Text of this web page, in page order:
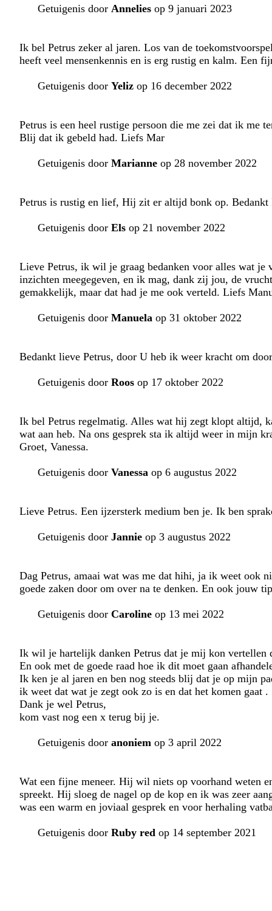
Getuigenis door Annelies op 9 januari 2023
Ik bel Petrus zeker al jaren. Los van de
heeft veel mensenkennis en is erg rustig en kalm. Een
Getuigenis door Yeliz op 16 december 2022
Petrus is een heel rustige persoon die me zei dat ik me
Blij dat ik gebeld had. Liefs Mar
Getuigenis door Marianne op 28 november 2022
Petrus is rustig en lief, Hij zit er altijd bonk op. Bedankt
Getuigenis door Els op 21 november 2022
Lieve Petrus, ik wil je graag bedanken voor alles wat je
inzichten meegegeven, en ik mag, dank zij jou, de
gemakkelijk, maar dat had je me ook verteld. Liefs
Getuigenis door Manuela op 31 oktober 2022
Bedankt lieve Petrus, door U heb ik weer kracht om
Getuigenis door Roos op 17 oktober 2022
Ik bel Petrus regelmatig. Alles wat hij zegt klopt altijd,
wat aan heb. Na ons gesprek sta ik altijd weer in mijn
Groet, Vanessa.
Getuigenis door Vanessa op 6 augustus 2022
Lieve Petrus. Een ijzersterk medium ben je. Ik ben
Getuigenis door Jannie op 3 augustus 2022
Dag Petrus, amaai wat was me dat hihi, ja ik weet ook
goede zaken door om over na te denken. En ook jouw
Getuigenis door Caroline op 13 mei 2022
Ik wil je hartelijk danken Petrus dat je mij kon vertellen
En ook met de goede raad hoe ik dit moet gaan
Ik ken je al jaren en ben nog steeds blij dat je op mijn
ik weet dat wat je zegt ook zo is en dat het komen gaat .
Dank je wel Petrus,
kom vast nog een x terug bij je.
Getuigenis door anoniem op 3 april 2022
Wat een fijne meneer. Hij wil niets op voorhand weten
spreekt. Hij sloeg de nagel op de kop en ik was zeer
was een warm en joviaal gesprek en voor herhaling
Getuigenis door Ruby red op 14 september 2021